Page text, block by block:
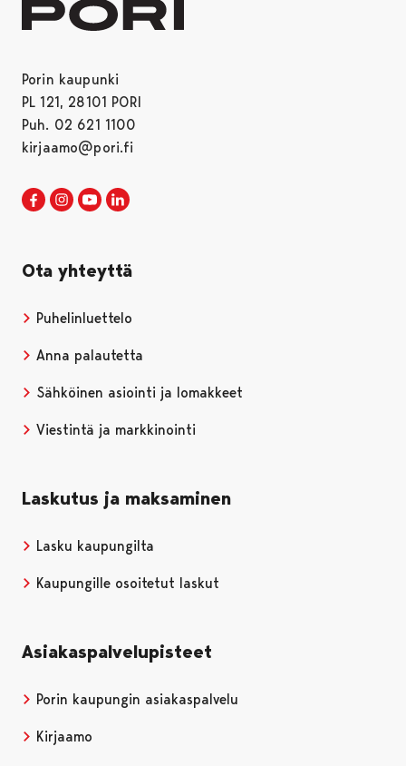
Porin kaupunki
PL 121, 28101 PORI
Puh. 02 621 1100
kirjaamo@pori.fi
Porin kaupunki Facebookissa
Avautuu uudessa välilehdessä
Porin kaupunki Instagramissa
Avautuu uudessa välilehdessä
Porin kaupunki Youtubessa
Avautuu uudessa välilehdessä
Ota yhteyttä
Puhelinluettelo
Anna palautetta
Sähköinen asiointi ja lomakkeet
Viestintä ja markkinointi
Laskutus ja maksaminen
Lasku kaupungilta
Kaupungille osoitetut laskut
Asiakaspalvelupisteet
Porin kaupungin asiakaspalvelu
Kirjaamo